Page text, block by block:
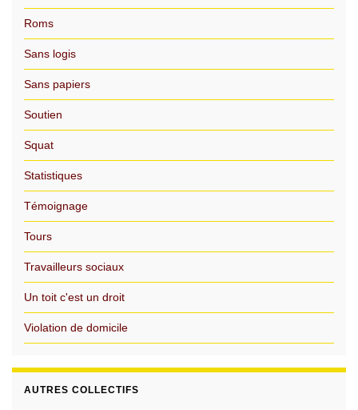
Roms
Sans logis
Sans papiers
Soutien
Squat
Statistiques
Témoignage
Tours
Travailleurs sociaux
Un toit c'est un droit
Violation de domicile
AUTRES COLLECTIFS